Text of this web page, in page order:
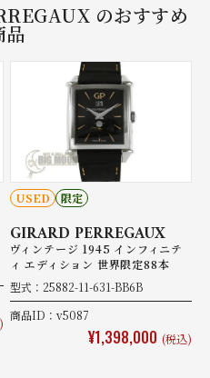
のおすすめ
品
USED 限定
GIRARD PERREGAUX
ヴィンテージ 1945 インフィニテ
ィ エディション 世界限定88本
型式：25882-11-631-BB6B
商品ID：v5087
¥1,398,000 (税込)